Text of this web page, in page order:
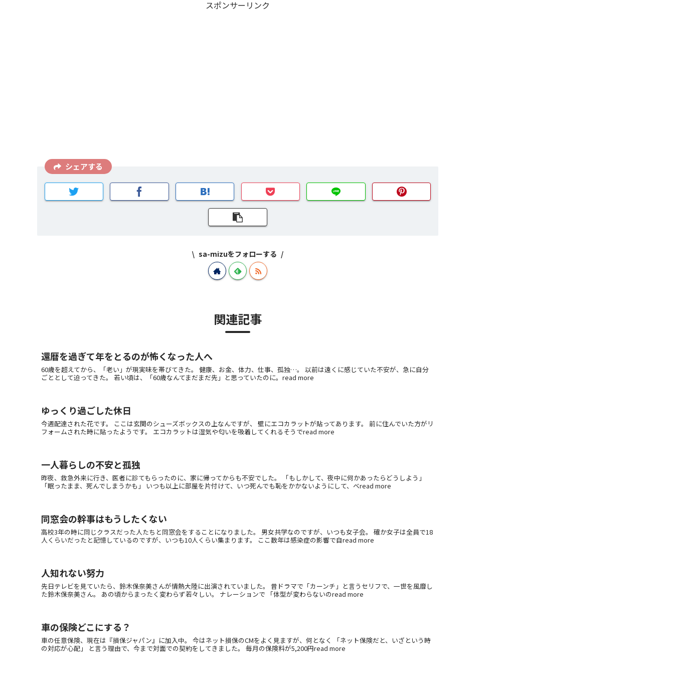
スポンサーリンク
シェアする
sa-mizuをフォローする
関連記事
還暦を過ぎて年をとるのが怖くなった人へ
60歳を超えてから、「老い」が現実味を帯びてきた。 健康、お金、体力、仕事、孤独…。 以前は遠くに感じていた不安が、急に自分
ごととして迫ってきた。 若い頃は、「60歳なんてまだまだ先」と思っていたのに。read more
ゆっくり過ごした休日
今週配達された花です。 ここは玄関のシューズボックスの上なんですが、 壁にエコカラットが貼ってあります。 前に住んでいた方がリ
フォームされた時に貼ったようです。 エコカラットは湿気や匂いを吸着してくれるそうでread more
一人暮らしの不安と孤独
昨夜、救急外来に行き、医者に診てもらったのに、家に帰ってからも不安でした。 「もしかして、夜中に何かあったらどうしよう」
「眠ったまま、死んでしまうかも」 いつも以上に部屋を片付けて、いつ死んでも恥をかかないようにして、ベread more
同窓会の幹事はもうしたくない
高校3年の時に同じクラスだった人たちと同窓会をすることになりました。 男女共学なのですが、いつも女子会。 確か女子は全員で18
人くらいだったと記憶しているのですが、いつも10人くらい集まります。 ここ数年は感染症の影響で自read more
人知れない努力
先日テレビを見ていたら、鈴木保奈美さんが情熱大陸に出演されていました。 昔ドラマで「カーンチ」と言うセリフで、一世を風靡し
た鈴木保奈美さん。 あの頃からまったく変わらず若々しい。 ナレーションで 「体型が変わらないのread more
車の保険どこにする？
車の任意保険、現在は『損保ジャパン』に加入中。 今はネット損保のCMをよく見ますが、何となく 「ネット保険だと、いざという時
の対応が心配」 と言う理由で、今まで対面での契約をしてきました。 毎月の保険料が5,200円read more